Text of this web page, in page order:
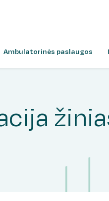
Ambulatorinės paslaugos